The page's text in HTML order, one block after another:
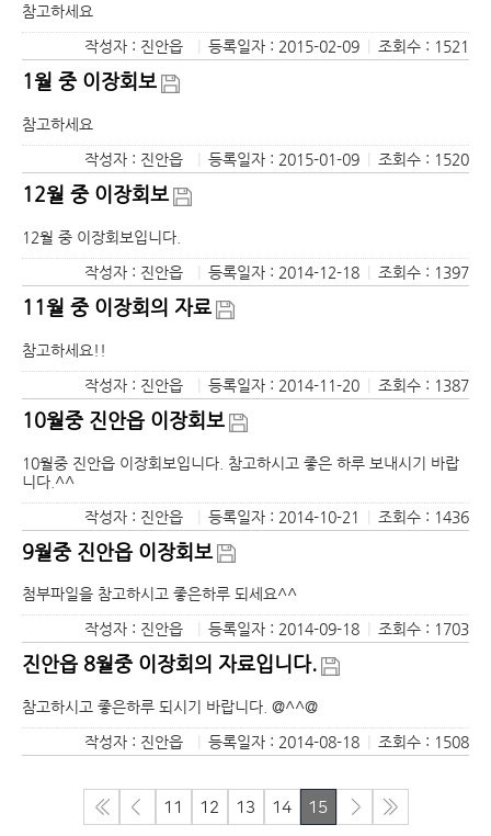
참고하세요
작성자 : 진안읍
등록일자 : 2015-02-09 조회수 : 1521
1월 중 이장회보
참고하세요
작성자 : 진안읍
등록일자 : 2015-01-09 조회수 : 1520
12월 중 이장회보
12월 중 이장회보입니다.
작성자 : 진안읍
등록일자 : 2014-12-18 조회수 : 1397
11월 중 이장회의 자료
참고하세요!!
작성자 : 진안읍
| 등록일자 : 2014-11-20 | 조회수 : 1387
10월중 진안읍 이장회보
10월중 진안읍 이장회보입니다. 참고하시고 좋은 하루 보내시기 바랍
니다.^^
작성자 : 진안읍
| 등록일자 : 2014-10-21 | 조회수 : 1436
9월중 진안읍 이장회보
첨부파일을 참고하시고 좋은하루 되세요^^
작성자 : 진안읍
등록일자 : 2014-09-18 조회수 : 1703
진안읍 8월중 이장회의 자료입니다.
참고하시고 좋은하루 되시기 바랍니다. @^^@
작성자 : 진안읍
등록일자 : 2014-08-18 조회수 : 1508
11 12 13 14 15